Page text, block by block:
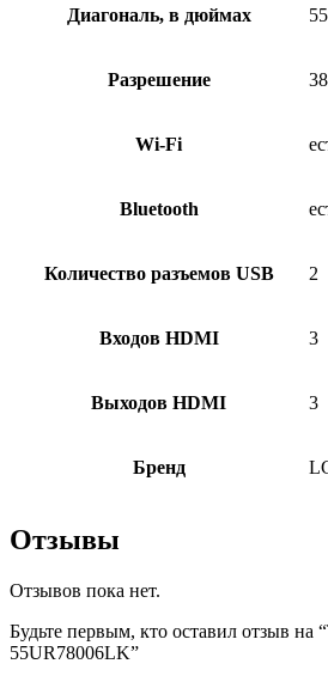
Диагональ, в дюймах 55
Разрешение
Wi-Fi
Bluetooth
Количество разъемов USB 2
Входов HDMI 3
Выходов HDMI 3
Бренд
Отзывы
Отзывов пока нет.
Будьте первым, кто оставил отзыв на
55UR78006LK”